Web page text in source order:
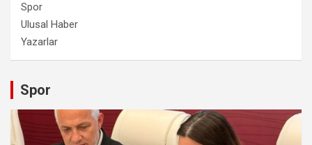
Spor
Ulusal Haber
Yazarlar
Spor